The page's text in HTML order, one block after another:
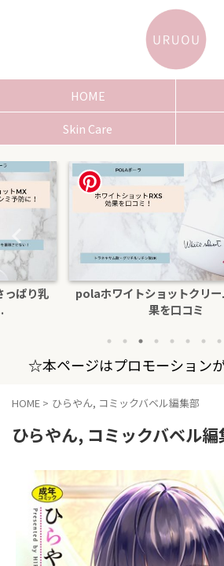
HOME
Skin Care
っぱり乳
polaホワイトショットクリ
果を口コミ
☆本ページはプロモーション
HOME > ひらやん, コミックバベル編集部
ひらやん, コミックバベル編